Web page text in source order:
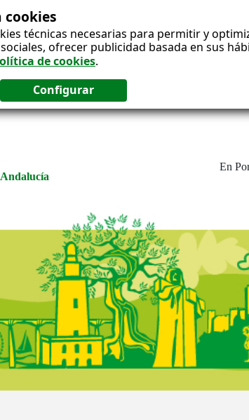
cookies
técnicas necesarias para permitir y
ofrecer publicidad basada en sus
de cookies.
En